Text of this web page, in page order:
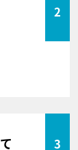
2
3